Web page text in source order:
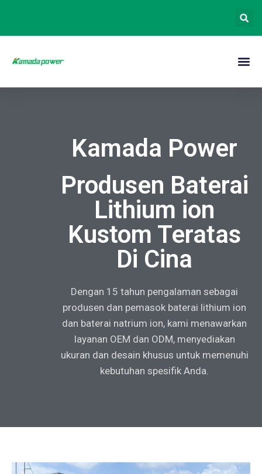
Kamada Power
Produsen Baterai
Lithium ion
Kustom Teratas
Di Cina
Dengan 15 tahun pengalaman sebagai
produsen dan pemasok baterai lithium ion
dan baterai natrium ion, kami menawarkan
layanan OEM dan ODM, menyediakan
ukuran dan desain khusus untuk memenuhi
kebutuhan spesifik Anda.